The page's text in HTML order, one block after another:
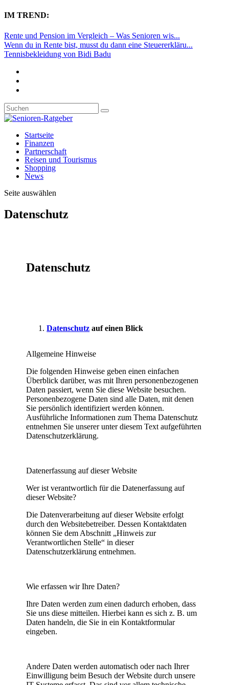
IM TREND:
Rente und Pension im Vergleich – Was Senioren wis...
Wenn du in Rente bist, musst du dann eine Steuererkläru...
Tennisbekleidung von Bidi Badu
Startseite
Finanzen
Partnerschaft
Reisen und Tourismus
Shopping
News
Seite auswählen
Datenschutz
Datenschutz
Datenschutz auf einen Blick
Allgemeine Hinweise
Die folgenden Hinweise geben einen einfachen
Überblick darüber, was mit Ihren personenbezogenen
Daten passiert, wenn Sie diese Website besuchen.
Personenbezogene Daten sind alle Daten, mit denen
Sie persönlich identifiziert werden können.
Ausführliche Informationen zum Thema Datenschutz
entnehmen Sie unserer unter diesem Text aufgeführten
Datenschutzerklärung.
Datenerfassung auf dieser Website
Wer ist verantwortlich für die Datenerfassung auf
dieser Website?
Die Datenverarbeitung auf dieser Website erfolgt
durch den Websitebetreiber. Dessen Kontaktdaten
können Sie dem Abschnitt „Hinweis zur
Verantwortlichen Stelle“ in dieser
Datenschutzerklärung entnehmen.
Wie erfassen wir Ihre Daten?
Ihre Daten werden zum einen dadurch erhoben, dass
Sie uns diese mitteilen. Hierbei kann es sich z. B. um
Daten handeln, die Sie in ein Kontaktformular
eingeben.
Andere Daten werden automatisch oder nach Ihrer
Einwilligung beim Besuch der Website durch unsere